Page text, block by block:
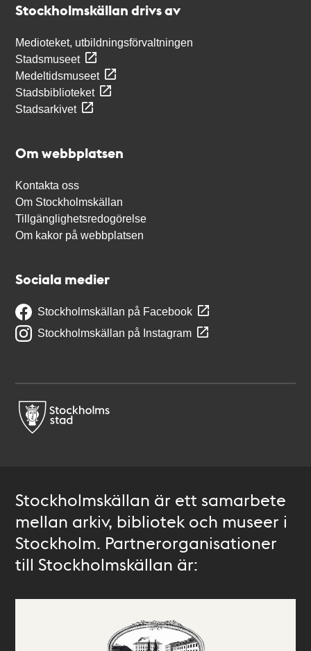
Stockholmskällan drivs av
Medioteket, utbildningsförvaltningen
Stadsmuseet
Medeltidsmuseet
Stadsbiblioteket
Stadsarkivet
Om webbplatsen
Kontakta oss
Om Stockholmskällan
Tillgänglighetsredogörelse
Om kakor på webbplatsen
Sociala medier
Stockholmskällan på Facebook
Stockholmskällan på Instagram
Stockholmskällan är ett samarbete
mellan arkiv, bibliotek och museer i
Stockholm. Partnerorganisationer
till Stockholmskällan är: